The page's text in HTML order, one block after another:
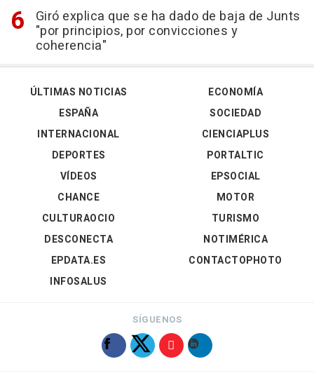
Giró explica que se ha dado de baja de Junts
"por principios, por convicciones y
coherencia"
ÚLTIMAS NOTICIAS
ESPAÑA
INTERNACIONAL
DEPORTES
VÍDEOS
ECONOMÍA
SOCIEDAD
CIENCIAPLUS
PORTALTIC
EPSOCIAL
CHANCE
CULTURAOCIO
DESCONECTA
EPDATA.ES
INFOSALUS
MOTOR
TURISMO
NOTIMÉRICA
CONTACTOPHOTO
SÍGUENOS